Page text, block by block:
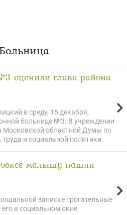
оценили глава района
в среду, 16 декабря,
больнице №3. В учреждении
Московской областной Думы по
и социальной политики.
боксе малышу нашли
записке трогательные
в социальном окне